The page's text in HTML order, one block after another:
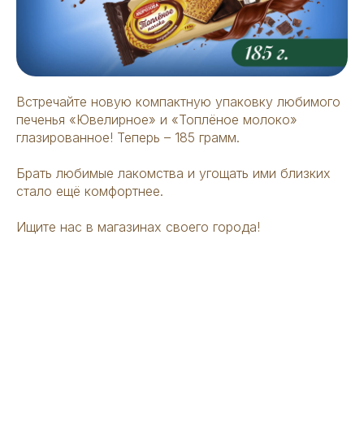
Встречайте новую компактную упаковку любимого
печенья «Ювелирное» и «Топлёное молоко»
глазированное! Теперь – 185 грамм.
Брать любимые лакомства и угощать ими близких
стало ещё комфортнее.
Ищите нас в магазинах своего города!